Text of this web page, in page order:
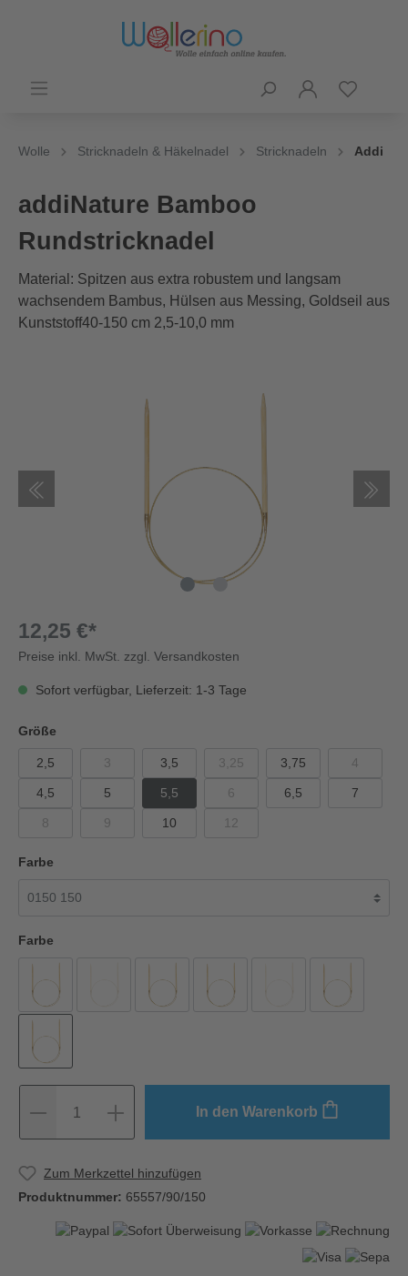
Wolle Stricknadeln & Häkelnadel Stricknadeln Addi
addiNature Bamboo
Rundstricknadel
Material: Spitzen aus extra robustem und langsam
wachsendem Bambus, Hülsen aus Messing, Goldseil aus
Kunststoff40-150 cm 2,5-10,0 mm
12,25 €*
Preise inkl. MwSt. zzgl. Versandkosten
Sofort verfügbar, Lieferzeit: 1-3 Tage
Größe
2,5 3 3,5 3,25 3,75 4
4,5 5 5,5 6 6,5 7
8 9 10 12
Farbe
Farbe
1 In den Warenkorb
Zum Merkzettel hinzufügen
Produktnummer: 65557/90/150